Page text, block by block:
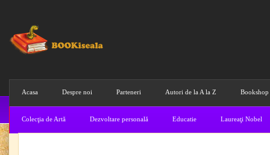
Acasa Despre noi Parteneri Autori de la A la Z Bookshop
Colecţia de Artă Dezvoltare personală Educatie Laureaţi Nobel